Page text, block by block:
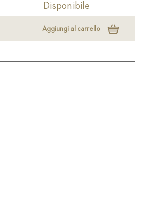
Disponibile
Aggiungi al carrello